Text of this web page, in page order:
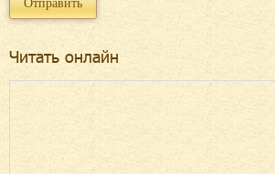
Читать онлайн